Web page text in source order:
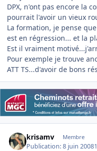
DPX, n'ont pas encore la
pourrait l'avoir un vieux
La formation, je pense
est en régression... et la
Est il vraiment
Pour exemple je trouve
ATT TS...d'avoir de bons
krisamv Membre
Publication:8 juin 2008